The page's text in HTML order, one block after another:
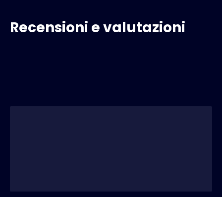
Recensioni e valutazioni